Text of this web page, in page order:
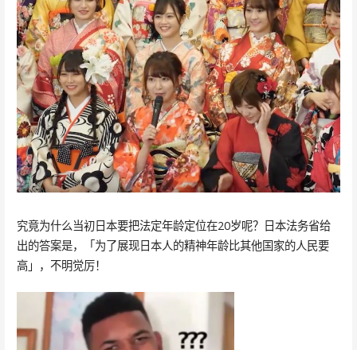
究竟为什么当初日本要把法定年龄定位在20岁呢？日本法务省给
出的答案是，「为了展现日本人的精神年龄比其他国家的人民要
高」，不明觉厉！